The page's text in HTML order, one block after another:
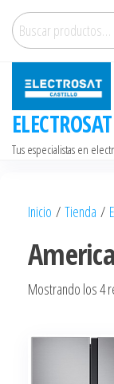
Saltar
contenido
Buscar
por:
Tus especialistas en
Inicio / Tienda /
Mostrando los 4